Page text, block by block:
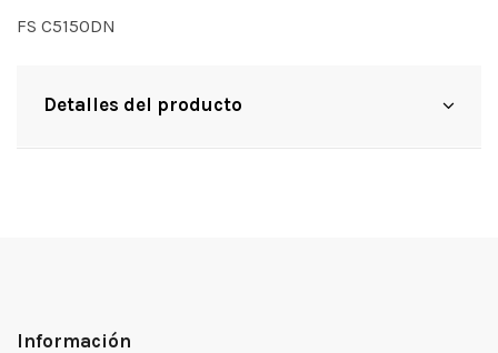
FS C5150DN
Detalles del producto
Información